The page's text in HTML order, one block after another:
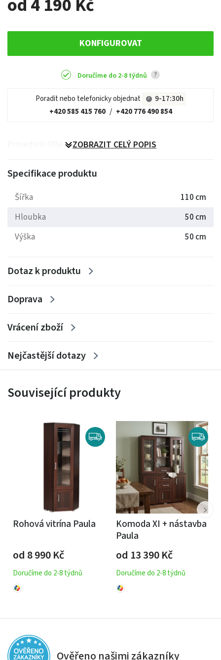
KONFIGUROVAT
Doručíme do 2-8 týdnů ?
Poradit nebo telefonicky objednat
9-17:30h
+420 585 415 760 / +420 776 490 854
Provedení: Olše, Sonoma, Hruška
ZOBRAZIT CELÝ POPIS
Specifikace produktu
Šířka
110 cm
Hloubka
50 cm
Výška
50 cm
Dotaz k produktu
Doprava
Vrácení zboží
Nejčastější dotazy
Související produkty
Rohová vitrína Paula
od 8 990Kč
Doručíme do 2-8 týdnů
Komoda XI + nástavba
Paula
od 13 390Kč
Doručíme do 2-8 týdnů
Ověřeno našimi zákazníky